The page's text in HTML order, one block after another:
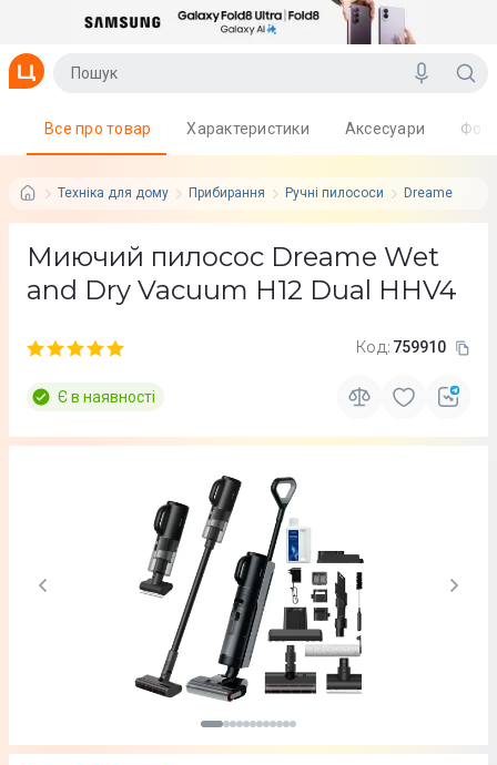
Техніка для дому Прибирання Ручні пилососи Dreame
Все про товар Характеристики Аксесуари
Миючий пилосос Dreame Wet
and Dry Vacuum H12 Dual HHV4
Код: 759910
Є в наявності